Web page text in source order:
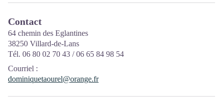
Contact
64 chemin des Eglantines
38250 Villard-de-Lans
Tél. 06 80 02 70 43 / 06 65 84 98 54
Courriel :
dominiquetaourel@orange.fr